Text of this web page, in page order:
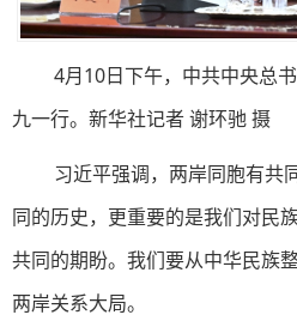
4月10日下午，中共中央总
九一行。新华社记者 谢环驰 摄
习近平强调，两岸同胞有共
同的历史，更重要的是我们对民
共同的期盼。我们要从中华民族
两岸关系大局。